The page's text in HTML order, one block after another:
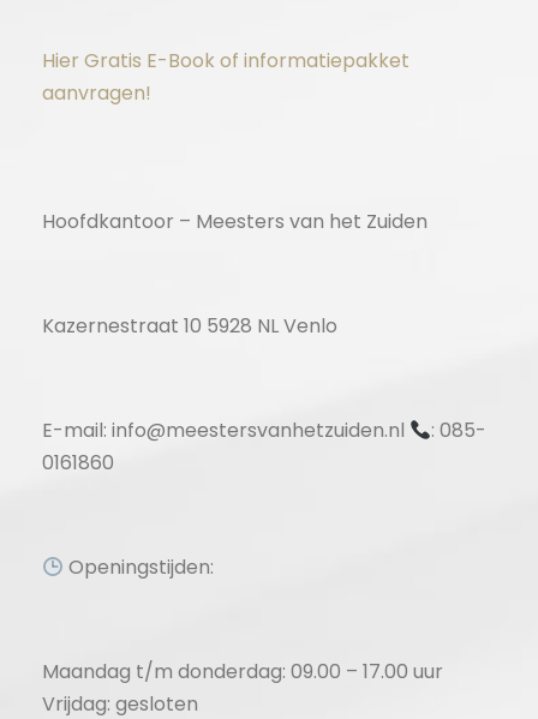
Hier Gratis E-Book of informatiepakket
aanvragen!
Hoofdkantoor – Meesters van het Zuiden
Kazernestraat 10 5928 NL Venlo
E-mail: info@meestersvanhetzuiden.nl
: 085-
0161860
Openingstijden:
Maandag t/m donderdag: 09.00 – 17.00 uur
Vrijdag: gesloten